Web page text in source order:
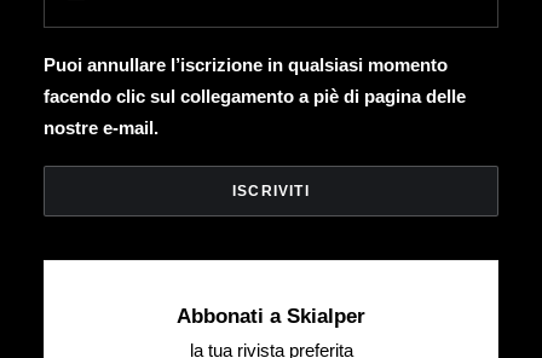
Puoi annullare l’iscrizione in qualsiasi momento
facendo clic sul collegamento a piè di pagina delle
nostre e-mail.
Abbonati a Skialper
la tua rivista preferita